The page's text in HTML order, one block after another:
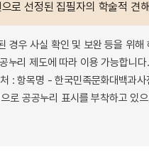
로 선정된 집필자의 학술적 견
경우 사실 확인 및 보완 등을 위
누리 제도에 따라 이용 가능합니다.
: 항목명 - 한국민족문화대백과
로 공공누리 표시를 부착하고 있